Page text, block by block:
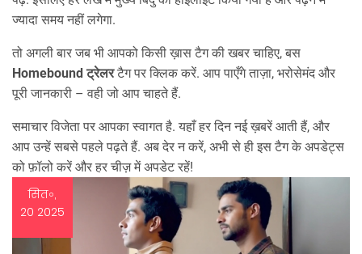
ज्यादा समय नहीं लगेगा.
तो अगली बार जब भी आपको किसी ख़ास टैग की खबर चाहिए, बस
Homebound ट्रेलरटैग पर क्लिक करें. आप पाएँगे ताज़ा, भरोसेमंद और
पूरी जानकारी – वही जो आप चाहते हैं.
समाचार विजेता पर आपका स्वागत है. यहाँ हर दिन नई ख़बरें आती हैं, और
आप उन्हें सबसे पहले पढ़ते हैं. अब देर न करें, अभी से ही इस टैग के अपडेट्स
को फ़ॉलो करें और हर चीज़ में अपडेट रहें!
सित॰,
20 2025